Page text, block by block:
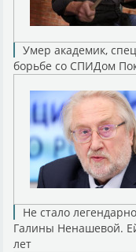
Умер академик,
борьбе со СПИДом
Не стало
Галины Ненашевой.
лет